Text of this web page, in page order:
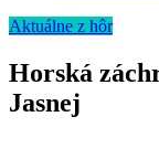
Aktuálne z hôr
Horská
Jasnej